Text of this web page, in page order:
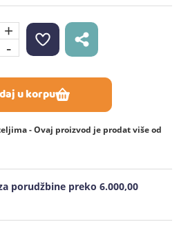
+
-
u korpu
- Ovaj proizvod je prodat više od
porudžbine preko 6.000,00